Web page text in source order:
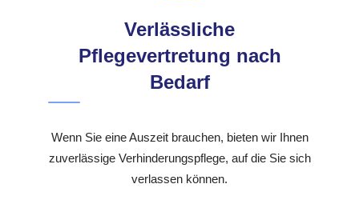
Verlässliche
Pflegevertretung nach
Bedarf
Wenn Sie eine Auszeit brauchen, bieten wir Ihnen
zuverlässige Verhinderungspflege, auf die Sie sich
verlassen können.